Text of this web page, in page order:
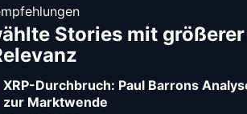
Stories mit größerer
XRP-Durchbruch: Paul Barrons
zur Marktwende